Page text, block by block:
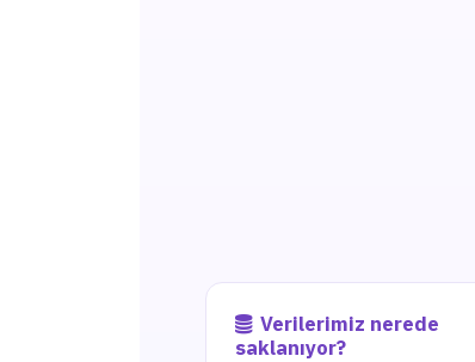
Verilerimiz nerede
saklanıyor?